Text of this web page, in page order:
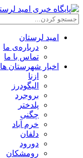
امید لرستان
درباره‌ی ما
تماس با ما
اخبار شهرستان ها
ازنا
الیگودرز
بروجرد
پلدختر
چگنی
خرم آباد
دلفان
دورود
رومشکان